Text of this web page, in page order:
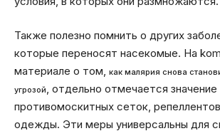
Также полезно помнить о других
которые переносят насекомые. На
материале о том, как малярия снова
угрозой, отдельно отмечается значение
противомоскитных сеток,
одежды. Эти меры универсальны для